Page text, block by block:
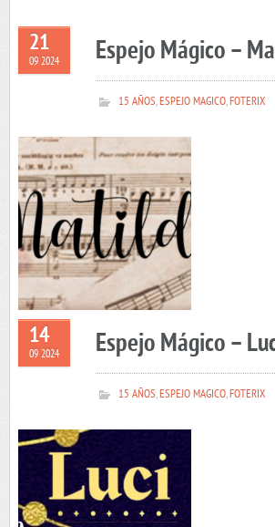
21
09 2024 Espejo Mágico –
15 AÑOS,ESPEJO MAGICO,FOTERIX
14
09 2024 Espejo Mágico –
15 AÑOS,ESPEJO MAGICO,FOTERIX